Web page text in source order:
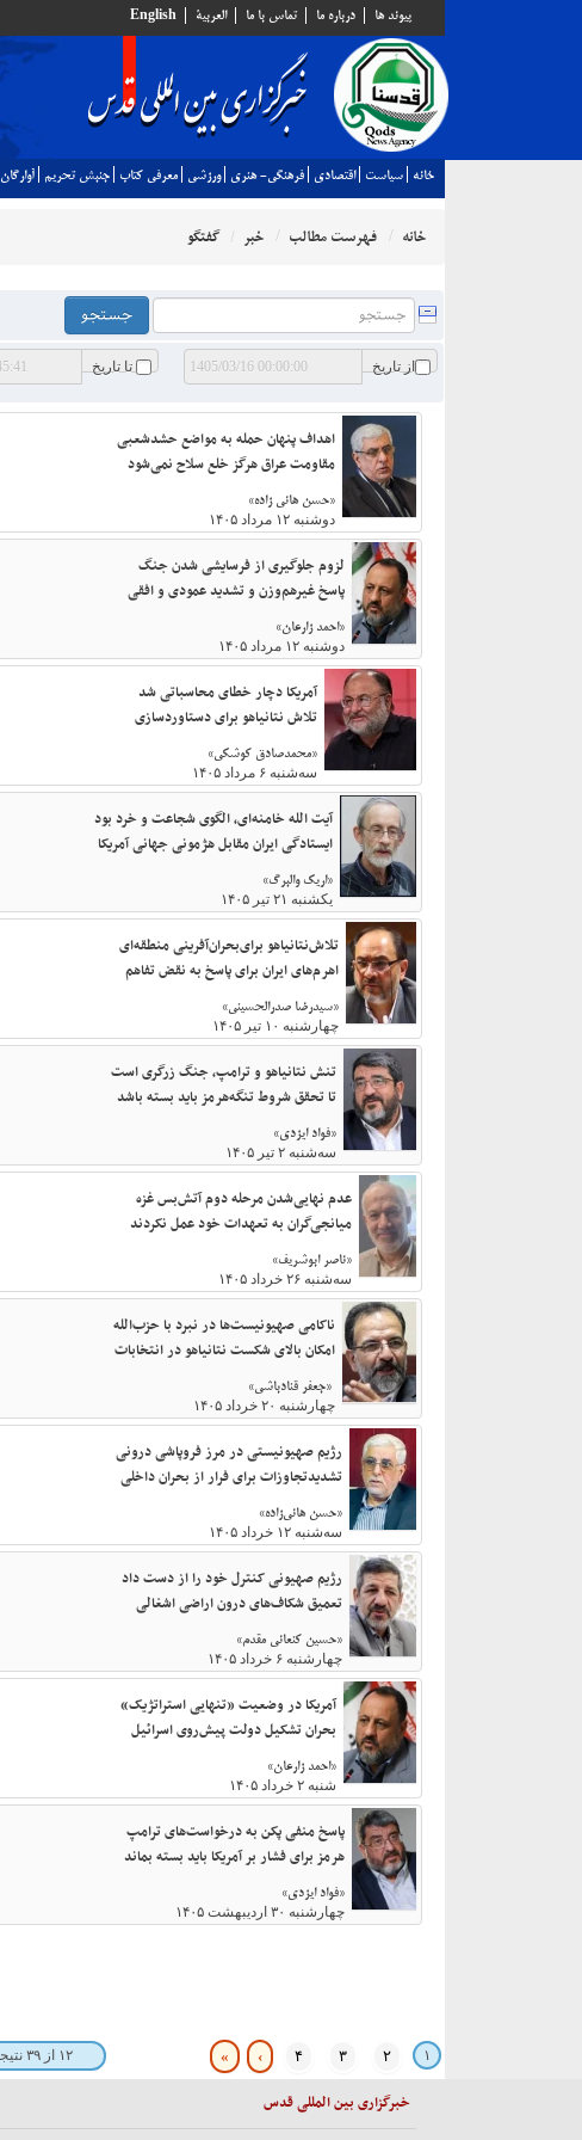
پيوند ها درباره ما تماس با ما العربية English
خانه سياست اقتصادي فرهنگي- هنري ورزشي معرفي كتاب جنبش تحريم آوارگان
خانه فهرست مطالب خبر گفتگو
از تاریخ تا تاریخ
اهداف پنهان حمله به مواضع حشدشعبی
مقاومت‌ عراق هرگز خلع‌ سلاح نمی‌شود
«حسن هانی زاده»
دوشنبه ۱۲ مرداد ۱۴۰۵
لزوم جلوگیری از فرسایشی شدن جنگ
پاسخ غیرهم‌وزن و تشدید عمودی و افقی
«احمد زارعان»
دوشنبه ۱۲ مرداد ۱۴۰۵
آمریکا دچار خطای محاسباتی شد
تلاش نتانیاهو برای دستاوردسازی
«محمدصادق کوشکی»
سه‌شنبه ۶ مرداد ۱۴۰۵
آیت الله خامنه‌ای، الگوی شجاعت و خرد بود
ایستادگی ایران مقابل هژمونی جهانی آمریکا
«اریک والبرگ»
یکشنبه ۲۱ تیر ۱۴۰۵
تلاش‌نتانیاهو برای‌بحران‌آفرینی منطقه‌ای
اهرم‌های ایران برای پاسخ به نقض تفاهم‌
«سیدرضا صدرالحسینی»
چهارشنبه ۱۰ تیر ۱۴۰۵
تنش نتانیاهو و ترامپ، جنگ زرگری است
تا تحقق شروط تنگه‌هرمز باید بسته باشد
«فواد ایزدی»
سه‌شنبه ۲ تیر ۱۴۰۵
عدم نهایی‌شدن مرحله دوم آتش‌بس غزه
میانجی‌گران به تعهدات خود عمل نکردند
«ناصر ابوشریف»
سه‌شنبه ۲۶ خرداد ۱۴۰۵
ناکامی صهیونیست‌ها در نبرد با حزب‌الله
امکان بالای شکست نتانیاهو در انتخابات
«جعفر قنادباشی»
چهارشنبه ۲۰ خرداد ۱۴۰۵
رژیم صهیونیستی در مرز فروپاشی درونی
تشدیدتجاوزات برای فرار از بحران داخلی
«حسن هانی‌زاده»
سه‌شنبه ۱۲ خرداد ۱۴۰۵
رژیم صهیونی کنترل خود را از دست داد
تعمیق شکاف‌های درون اراضی اشغالی
«حسین کنعانی مقدم»
چهارشنبه ۶ خرداد ۱۴۰۵
آمریکا در وضعیت «تنهایی استراتژیک»
بحران تشکیل دولت پیش‌روی اسرائیل
«احمد زارعان»
شنبه ۲ خرداد ۱۴۰۵
پاسخ منفی پکن به درخواست‌های ترامپ
هرمز برای فشار بر آمریکا باید بسته بماند
«فواد ایزدی»
چهارشنبه ۳۰ اردیبهشت ۱۴۰۵
۱ ۲ ۳ ۴ ›
» ۱۲ از ۳۹ نتیجه
خبرگزاری بین المللی قدس